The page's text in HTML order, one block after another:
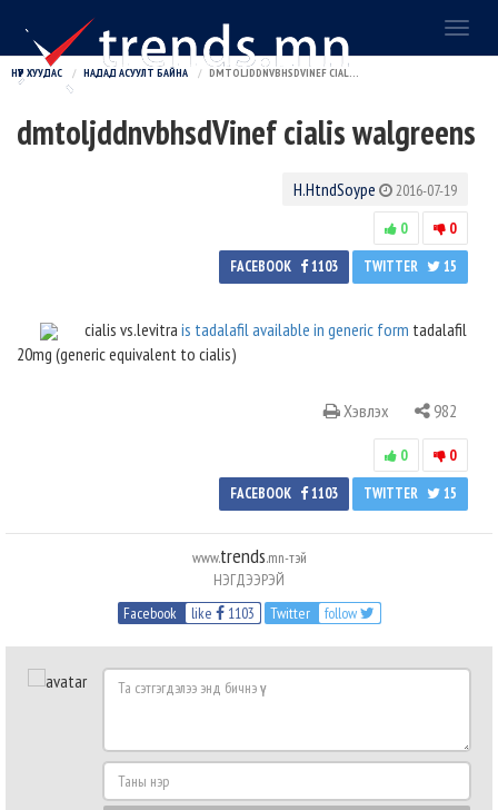
НҮҮР ХУУДАС НАДАД АСУУЛТ БАЙНА DMTOLJDDNVBHSDVINEF CIALIS WALGREENS
dmtoljddnvbhsdVinef cialis walgreens
H.HtndSoype
2016-07-19
0
0
FACEBOOK 1103 TWITTER 15
cialis vs.levitra is tadalafil available in generic form tadalafil
20mg (generic equivalent to cialis)
Хэвлэх 982
0 0
FACEBOOK 1103 TWITTER 15
www.trends.mn-тэй
НЭГДЭЭРЭЙ
Facebook
like 1103 Twitter follow
Та
бичнэ
Таны
нэр